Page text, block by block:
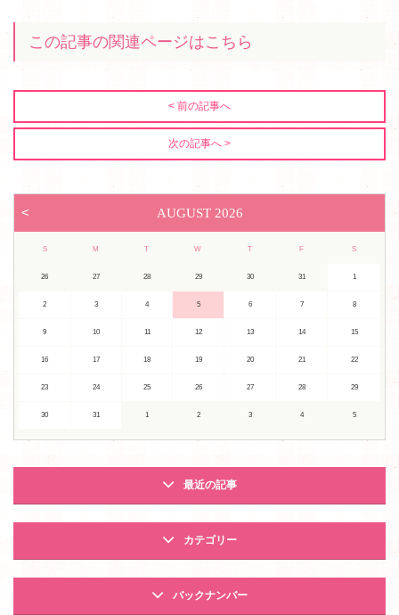
この記事の関連ページはこちら
< 前の記事へ
次の記事へ >
< AUGUST 2026
S M T W T F S
26 27 28 29 30 31 1
2 3 4 5 6 7 8
9 10 11 12 13 14 15
16 17 18 19 20 21 22
23 24 25 26 27 28 29
30 31 1 2 3 4 5
最近の記事
カテゴリー
バックナンバー